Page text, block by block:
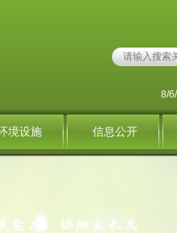
境设施 信息公开
8/